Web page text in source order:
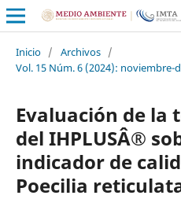
Inicio / Archivos /
Vol. 15 Núm. 6 (2024): noviembre-
Evaluación de la
del IHPLUSÂ®
indicador de
Poecilia